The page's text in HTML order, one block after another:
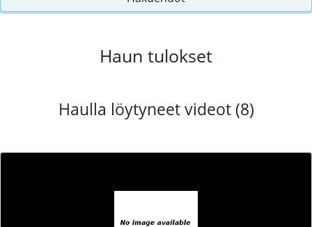
Haun tulokset
Haulla löytyneet videot (8)